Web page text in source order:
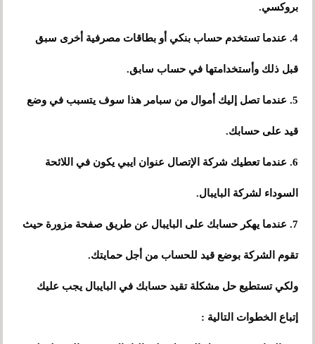
بروكسي.
4. عندما تستخدم حساب بنكي أو بطاقات مصرفية أخرى سبق
قبل ذلك وأستخدامتها في حساب سابق.
5. عندما تصل إليك أموال من سبامر هذا سوف يتسبب في وضع
قيد على حسابك.
6. عندما تعطيك شركة الإتصال عنوان ايبي يكون في اللائحة
السوداء لشركة البايبال.
7. عندما يهكر حسابك على البايبال عن طريق صفحة مزورة حيث
تقوم الشركة بوضع قيد للحساب من أجل حمايتك.
ولكي تستطيع حل مشكلة تقيد حسابك في البايبال يجب عليك
إتباع الخطوات التالية :